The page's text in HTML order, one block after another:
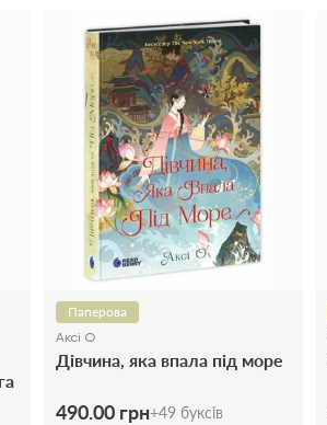
Паперова
Аксі О
Дівчина, яка впала під море
490.00 грн+49 буксів